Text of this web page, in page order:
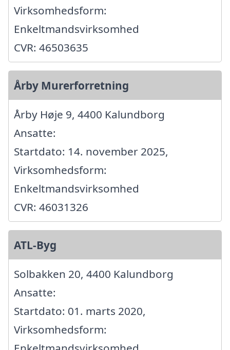
Virksomhedsform:
Enkeltmandsvirksomhed
CVR: 46503635
Årby Murerforretning
Årby Høje 9, 4400 Kalundborg
Ansatte:
Startdato: 14. november 2025,
Virksomhedsform:
Enkeltmandsvirksomhed
CVR: 46031326
ATL-Byg
Solbakken 20, 4400 Kalundborg
Ansatte:
Startdato: 01. marts 2020,
Virksomhedsform: